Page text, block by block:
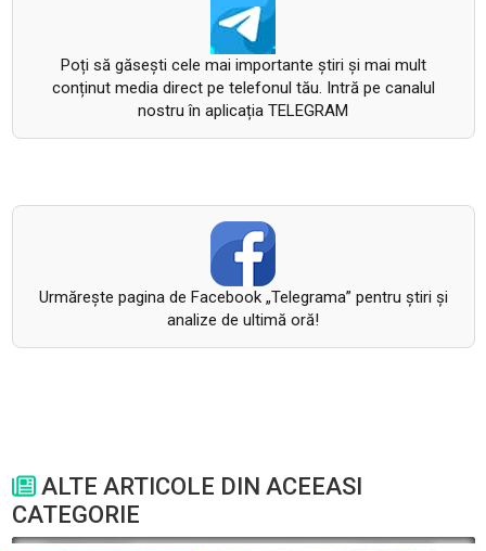
Poți să găsești cele mai importante știri și mai mult
conținut media direct pe telefonul tău. Intră pe canalul
nostru în aplicația TELEGRAM
Urmăreşte pagina de Facebook „Telegrama” pentru ştiri şi
analize de ultimă oră!
ALTE ARTICOLE DIN ACEEASI
CATEGORIE